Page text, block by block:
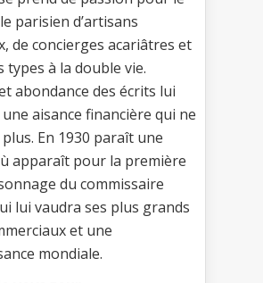
parisien d’artisans
de concierges acariâtres et
types à la double vie.
abondance des écrits lui
aisance financière qui ne
En 1930 paraît une
apparaît pour la première
du commissaire
lui vaudra ses plus grands
et une
mondiale.